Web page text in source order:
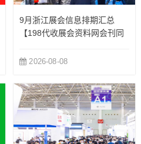
9月浙江展会信息排期汇总
【198代收展会资料网会刊同
2026-08-08